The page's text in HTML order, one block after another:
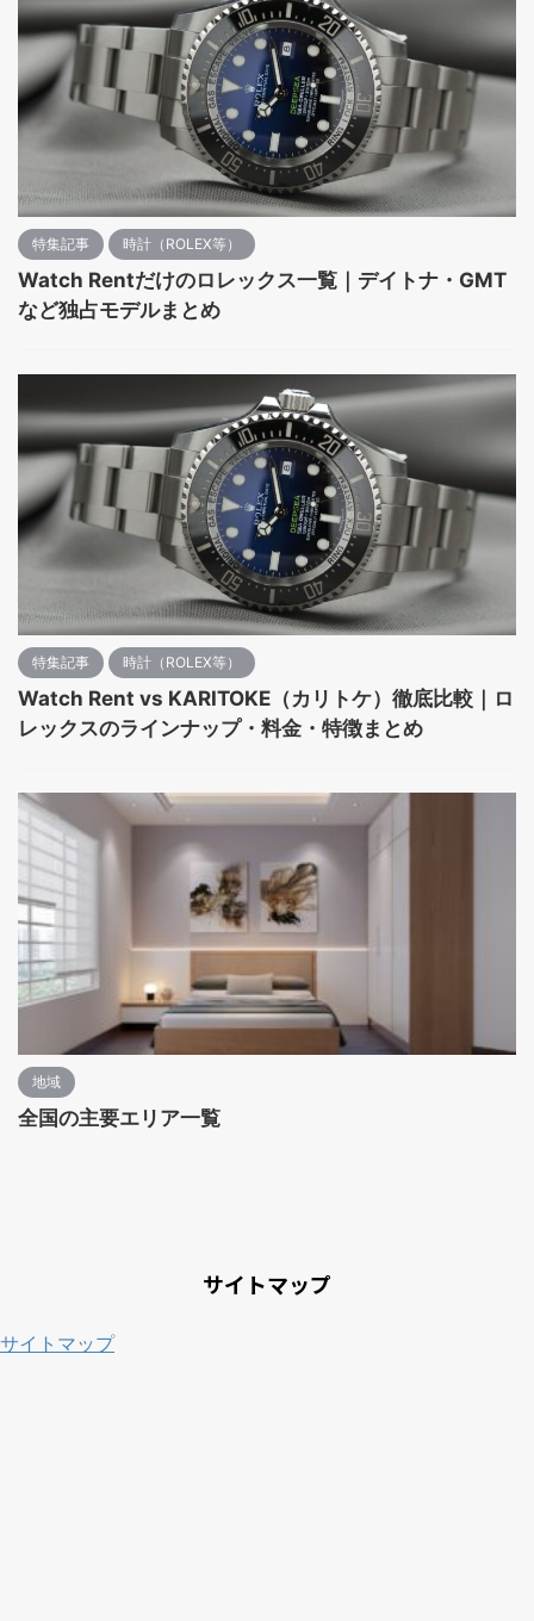
特集記事 時計（ROLEX等）
Watch Rentだけのロレックス一覧｜デイトナ・GMT
など独占モデルまとめ
特集記事 時計（ROLEX等）
Watch Rent vs KARITOKE（カリトケ）徹底比較｜ロ
レックスのラインナップ・料金・特徴まとめ
地域
全国の主要エリア一覧
サイトマップ
サイトマップ